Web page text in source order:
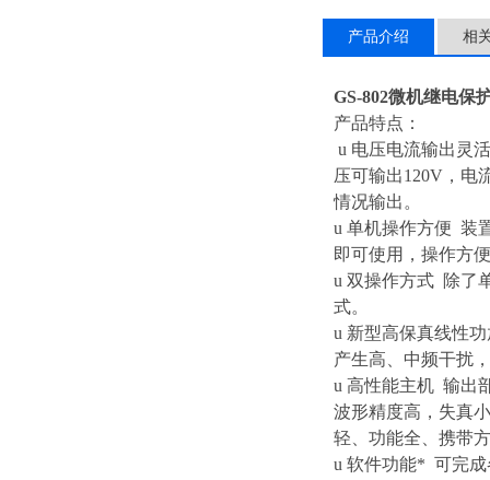
产品介绍 相
GS-802微机继电保
产品特点：
u 电压电流输出灵
压可输出120V，电
情况输出。
u 单机操作方便 装
即可使用，操作方
u 双操作方式 除了
式。
u 新型高保真线性
产生高、中频干扰
u 高性能主机 输出
波形精度高，失真
轻、功能全、携带
u 软件功能* 可完成